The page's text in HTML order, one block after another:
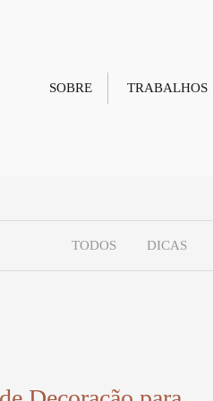
SOBRE TRABALHOS
TODOS DICAS